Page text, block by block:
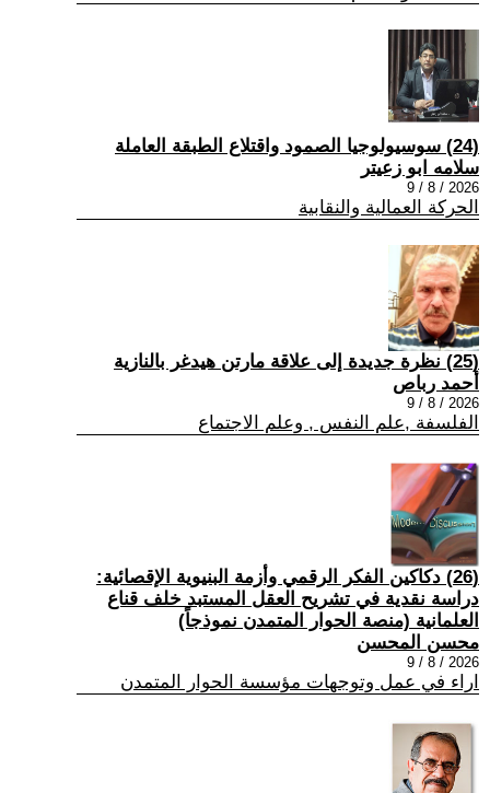
(24) سوسيولوجيا الصمود واقتلاع الطبقة العاملة
سلامه ابو زعيتر
2026 / 8 / 9
الحركة العمالية والنقابية
(25) نظرة جديدة إلى علاقة مارتن هيدغر بالنازية
أحمد رباص
2026 / 8 / 9
الفلسفة ,علم النفس , وعلم الاجتماع
(26) دكاكين الفكر الرقمي وأزمة البنيوية الإقصائية:
دراسة نقدية في تشريح العقل المستبد خلف قناع
العلمانية (منصة الحوار المتمدن نموذجاً)
محسن المحسن
2026 / 8 / 9
اراء في عمل وتوجهات مؤسسة الحوار المتمدن